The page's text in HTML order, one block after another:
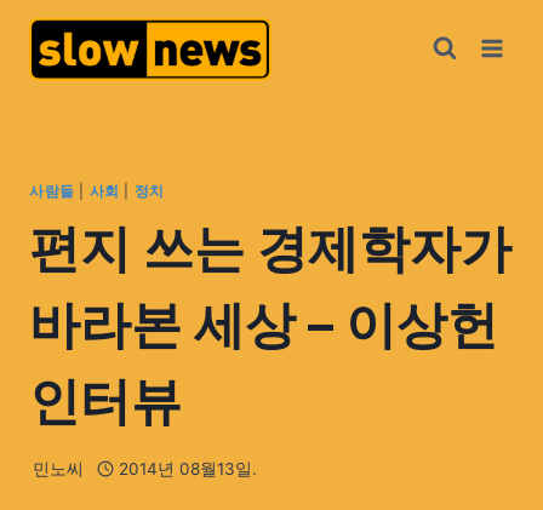
사람들 사회 정치
편지 쓰는 경제학자가
바라본 세상 – 이상헌
인터뷰
민노씨 2014년 08월13일.